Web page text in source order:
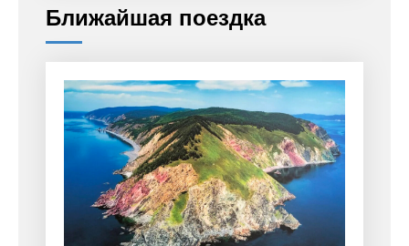
Ближайшая поездка